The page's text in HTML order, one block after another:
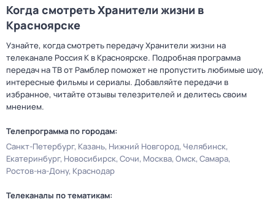
Когда смотреть Хранители жизни в
Красноярске
Узнайте, когда смотреть передачу Хранители жизни на
телеканале Россия К в Красноярске. Подробная программа
передач на ТВ от Рамблер поможет не пропустить любимые шоу,
интересные фильмы и сериалы. Добавляйте передачи в
избранное, читайте отзывы телезрителей и делитесь своим
мнением.
Телепрограмма по городам:
Санкт-Петербург Казань Нижний Новгород Челябинск
Екатеринбург Новосибирск Сочи Москва Омск Самара
Ростов-на-Дону Краснодар
Телеканалы по тематикам: